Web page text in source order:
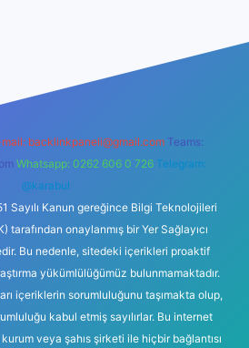
backlinkpaneli@gmail.com Teams:
Whatsapp: 0262 606 0 726 Telegram:
@karabul
Sayılı Kanun gereğince Bilgi Teknolojileri
tarafından onaylanmış bir Yer Sağlayıcı
Bu nedenle, sitedeki içerikleri proaktif
yükümlülüğümüz bulunmamaktadır.
içeriklerin sorumluluğunu taşımakta olup,
kabul etmiş sayılırlar. Bu internet
veya şahıs şirketi ile hiçbir bağlantısı